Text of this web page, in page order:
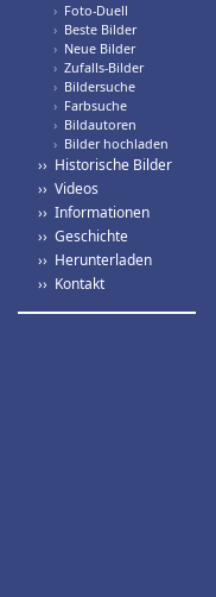
› Foto-Duell
› Beste Bilder
› Neue Bilder
› Zufalls-Bilder
› Bildersuche
› Farbsuche
› Bildautoren
› Bilder hochladen
›› Historische Bilder
›› Videos
›› Informationen
›› Geschichte
›› Herunterladen
›› Kontakt